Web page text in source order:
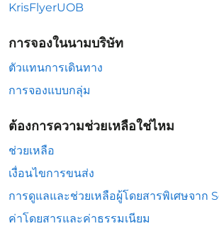
KrisFlyerUOB
การจองในนามบริษัท
ตัวแทนการเดินทาง
การจองแบบกลุ่ม
ต้องการความช่วยเหลือใช่ไหม
ช่วยเหลือ
เงื่อนไขการขนส่ง
การดูแลและช่วยเหลือผู้โดยสารพิเศษจาก
ค่าโดยสารและค่าธรรมเนียม